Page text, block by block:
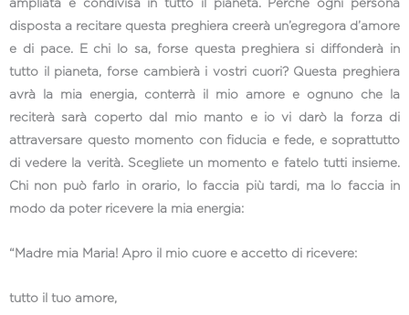
ampliata e condivisa in tutto il pianeta. Perché ogni persona
disposta a recitare questa preghiera creerà un’egregora d’amore
e di pace. E chi lo sa, forse questa preghiera si diffonderà in
tutto il pianeta, forse cambierà i vostri cuori? Questa preghiera
avrà la mia energia, conterrà il mio amore e ognuno che la
reciterà sarà coperto dal mio manto e io vi darò la forza di
attraversare questo momento con fiducia e fede, e soprattutto
di vedere la verità. Scegliete un momento e fatelo tutti insieme.
Chi non può farlo in orario, lo faccia più tardi, ma lo faccia in
modo da poter ricevere la mia energia:
“Madre mia Maria! Apro il mio cuore e accetto di ricevere:
tutto il tuo amore,